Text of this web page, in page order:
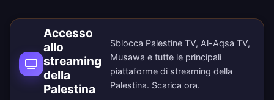
Accesso
allo
streaming
della
Palestina
Sblocca Palestine TV, Al-Aqsa TV,
Musawa e tutte le principali
piattaforme di streaming della
Palestina. Scarica ora.